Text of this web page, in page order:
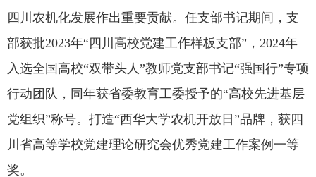
四川农机化发展作出重要贡献。任支部书记期间，支
部获批2023年“四川高校党建工作样板支部”，2024年
入选全国高校“双带头人”教师党支部书记“强国行”专项
行动团队，同年获省委教育工委授予的“高校先进基层
党组织”称号。打造“西华大学农机开放日”品牌，获四
川省高等学校党建理论研究会优秀党建工作案例一等
奖。